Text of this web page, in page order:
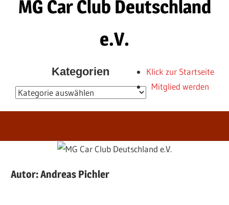
MG Car Club Deutschland
e.V.
Club
Kategorien
Kategorien
Klick zur Startseite
Mitglied werden
Autor:Andreas Pichler